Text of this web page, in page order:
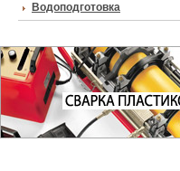
Водоподготовка